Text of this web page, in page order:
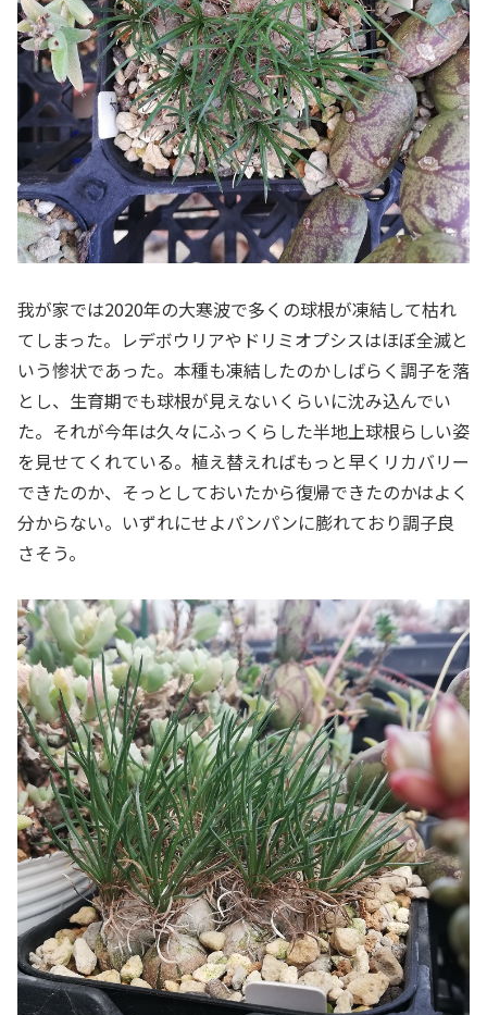
我が家では2020年の大寒波で多くの球根が凍結して枯れ
てしまった。レデボウリアやドリミオプシスはほぼ全滅と
いう惨状であった。本種も凍結したのかしばらく調子を落
とし、生育期でも球根が見えないくらいに沈み込んでい
た。それが今年は久々にふっくらした半地上球根らしい姿
を見せてくれている。植え替えればもっと早くリカバリー
できたのか、そっとしておいたから復帰できたのかはよく
分からない。いずれにせよパンパンに膨れており調子良
さそう。